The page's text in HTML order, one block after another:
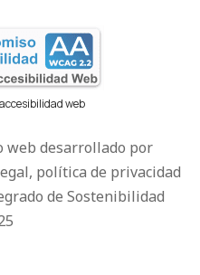
web
web desarrollado por
política de privacidad
de Sostenibilidad